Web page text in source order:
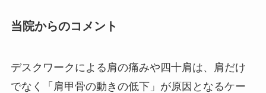
当院からのコメント
デスクワークによる肩の痛みや四十肩は、肩だけ
でなく「肩甲骨の動きの低下」が原因となるケー